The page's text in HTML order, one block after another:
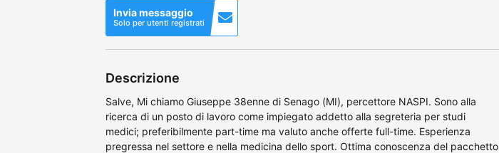
Invia messaggio
Solo per utenti registrati
Descrizione
Salve, Mi chiamo Giuseppe 38enne di Senago (MI), percettore NASPI. Sono alla
ricerca di un posto di lavoro come impiegato addetto alla segreteria per studi
medici; preferibilmente part-time ma valuto anche offerte full-time. Esperienza
pregressa nel settore e nella medicina dello sport. Ottima conoscenza del pacchetto